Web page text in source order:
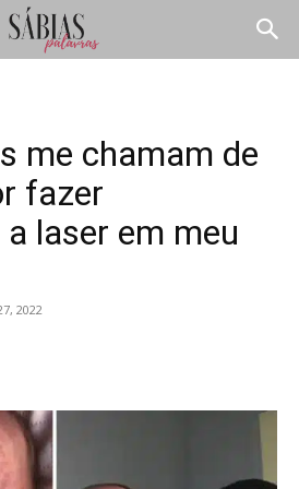
me chamam de
fazer
laser em meu
2022